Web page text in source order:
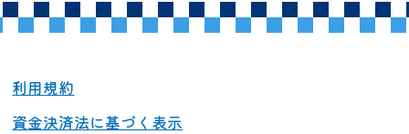
利用規約
資金決済法に基づく表示